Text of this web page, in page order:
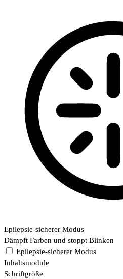
Epilepsie-sicherer Modus
Dämpft Farben und stoppt Blinken
Epilepsie-sicherer Modus
Inhaltsmodule
Schriftgröße